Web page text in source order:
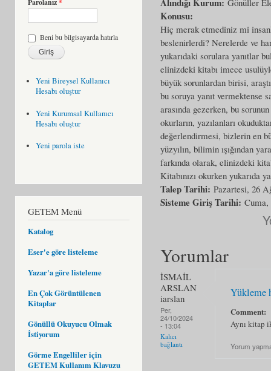
Parolanız*
Beni bu bilgisayarda hatırla
Yeni Bireysel Kullanıcı
Hesabı oluştur
Yeni Kurumsal Kullanıcı
Hesabı oluştur
Yeni parola iste
GETEM Menü
Katalog
Eser'e göre listeleme
Yazar'a göre listeleme
En Çok Görüntülenen
Kitaplar
Gönüllü Okuyucu Olmak
İstiyorum
Görme Engelliler için
GETEM Kullanım Klavuzu
Konusu:
Hiç merak etmediniz mi
beslenirlerdi? Nerelerde ve
yukarıdaki sorulara yanıtlar
elinizdeki kitabı imece
büyük sorunlardan birisi,
bu soruya yanıt vermektense
arasında gezerken, bu
okurların, yazılanları
değerlendirmesi, bizlerin en
yüzyılın, bilimin ışığından
farkında olarak, elinizdeki
Kitabınızı okurken yukarıda
Talep Tarihi: Pazartesi, 26
Sisteme Giriş Tarihi: Cuma,
Yorumlar
İSMAİL
ARSLAN
iarslan
Per,
24/10/2024
- 13:04
Kalıcı
bağlantı
Yükleme
Comment:
Aynı kitap
Yorum